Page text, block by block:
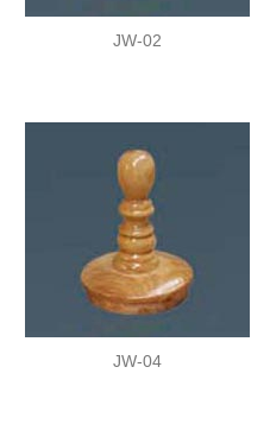
JW-02
JW-04